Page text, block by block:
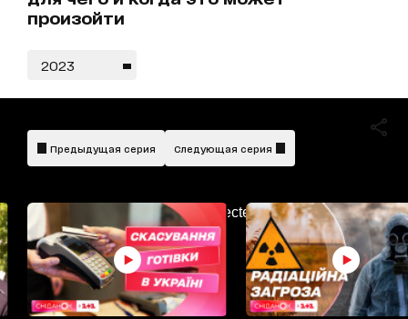
произойти
2023
AdBlockDetected!
Предыдущая серия Следующая серия